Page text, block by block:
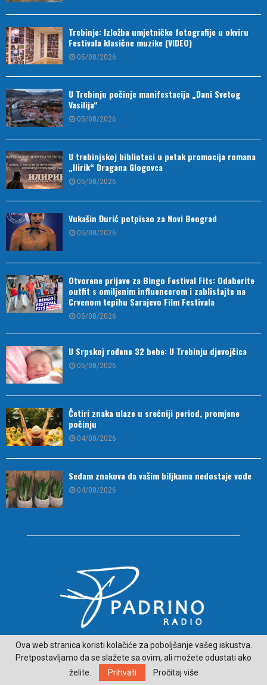
Trebinje: Izložba umjetničke fotografije u okviru
Festivala klasične muzike (VIDEO)
05/08/2026
U Trebinju počinje manifestacija „Dani Svetog
Vasilija“
05/08/2026
U trebinjskoj biblioteci u petak promocija romana
„Ilirik“ Dragana Glogovca
05/08/2026
Vukašin Đurić potpisao za Novi Beograd
05/08/2026
Otvorene prijave za Bingo Festival Fits: Odaberite
outfit s omiljenim influencerom i zablistajte na
Crvenom tepihu Sarajevo Film Festivala
05/08/2026
U Srpskoj rođene 32 bebe: U Trebinju djevojčica
05/08/2026
Četiri znaka ulaze u srećniji period, promjene
počinju
04/08/2026
Sedam znakova da vašim biljkama nedostaje vode
04/08/2026
O NAMA
ČITAJ VIJESTI SA LJEPŠE STRANE HERCEGOVINE - padrino.ba
Ova web stranica koristi kolačiće za poboljšanje vašeg iskustva.
Pretpostavljamo da se slažete sa ovim, ali možete odustati ako
želite.
Prihvati Pročitaj više